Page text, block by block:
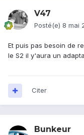
V47
Posté(e) 8 mai
Et puis pas besoin de
le S2 il y'aura un
Citer
Bunkeur